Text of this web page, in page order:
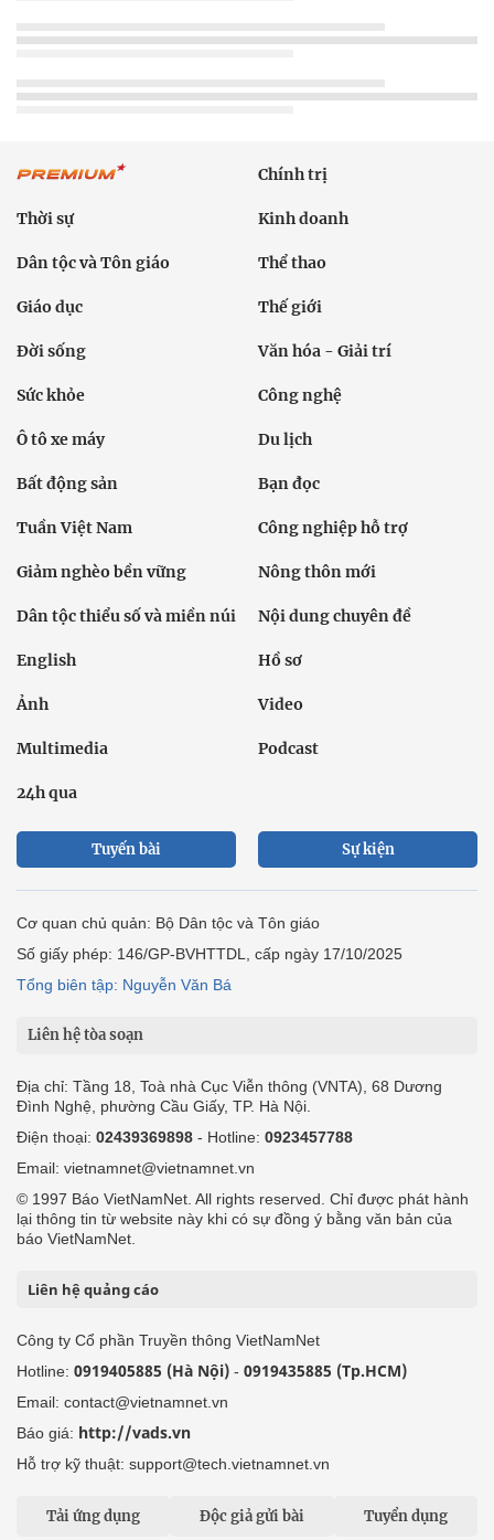
Chính trị
Thời sự Kinh doanh
Dân tộc và Tôn giáo Thể thao
Giáo dục Thế giới
Đời sống Văn hóa - Giải trí
Sức khỏe Công nghệ
Ô tô xe máy Du lịch
Bất động sản Bạn đọc
Tuần Việt Nam Công nghiệp hỗ trợ
Giảm nghèo bền vững Nông thôn mới
Dân tộc thiểu số và miền núi Nội dung chuyên đề
English Hồ sơ
Ảnh Video
Multimedia Podcast
24h qua
Tuyến bài Sự kiện
Cơ quan chủ quản: Bộ Dân tộc và Tôn giáo
Số giấy phép: 146/GP-BVHTTDL, cấp ngày 17/10/2025
Tổng biên tập: Nguyễn Văn Bá
Liên hệ tòa soạn
Địa chỉ: Tầng 18, Toà nhà Cục Viễn thông (VNTA), 68 Dương
Đình Nghệ, phường Cầu Giấy, TP. Hà Nội.
Điện thoại: 02439369898 - Hotline: 0923457788
Email: vietnamnet@vietnamnet.vn
© 1997 Báo VietNamNet. All rights reserved. Chỉ được phát hành
lại thông tin từ website này khi có sự đồng ý bằng văn bản của
báo VietNamNet.
Liên hệ quảng cáo
Công ty Cổ phần Truyền thông VietNamNet
Hotline: 0919405885 (Hà Nội) - 0919435885 (Tp.HCM)
Email: contact@vietnamnet.vn
Báo giá: http://vads.vn
Hỗ trợ kỹ thuật: support@tech.vietnamnet.vn
Tải ứng dụng Độc giả gửi bài Tuyển dụng